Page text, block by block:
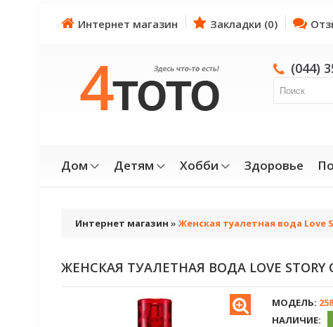
Интернет магазин Закладки (0)
(044)
Дом Детям Хобби Здоровье
Интернет магазин » Женская туалетная вода
ЖЕНСКАЯ ТУАЛЕТНАЯ ВОДА LOVE
МОДЕЛЬ:
НАЛИЧИЕ: